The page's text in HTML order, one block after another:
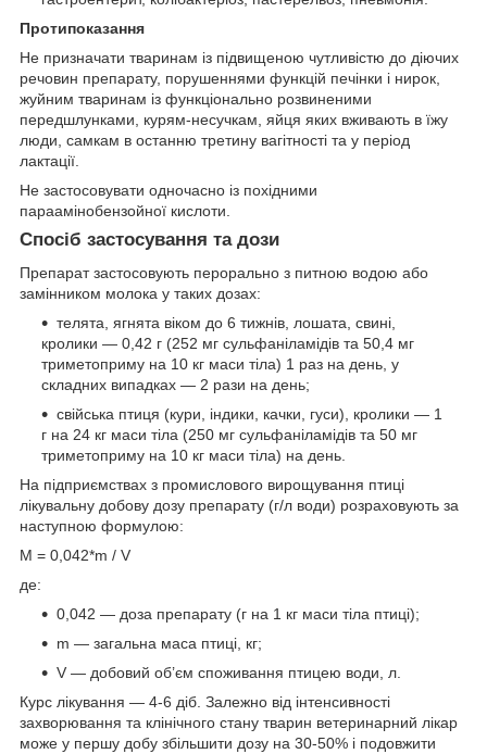
Протипоказання
Не призначати тваринам із підвищеною чутливістю до діючих
речовин препарату, порушеннями функцій печінки і нирок,
жуйним тваринам із функціонально розвиненими
передшлунками, курям-несучкам, яйця яких вживають в їжу
люди, самкам в останню третину вагітності та у період
лактації.
Не застосовувати одночасно із похідними
параамінобензойної кислоти.
Спосіб застосування та дози
Препарат застосовують перорально з питною водою або
замінником молока у таких дозах:
телята, ягнята віком до 6 тижнів, лошата, свині,
кролики — 0,42 г (252 мг сульфаніламідів та 50,4 мг
триметоприму на 10 кг маси тіла) 1 раз на день, у
складних випадках — 2 рази на день;
свійська птиця (кури, індики, качки, гуси), кролики — 1
г на 24 кг маси тіла (250 мг сульфаніламідів та 50 мг
триметоприму на 10 кг маси тіла) на день.
На підприємствах з промислового вирощування птиці
лікувальну добову дозу препарату (г/л води) розраховують за
наступною формулою:
М = 0,042*m / V
де:
0,042 — доза препарату (г на 1 кг маси тіла птиці);
m — загальна маса птиці, кг;
V — добовий об’єм споживання птицею води, л.
Курс лікування — 4-6 діб. Залежно від інтенсивності
захворювання та клінічного стану тварин ветеринарний лікар
може у першу добу збільшити дозу на 30-50% і подовжити